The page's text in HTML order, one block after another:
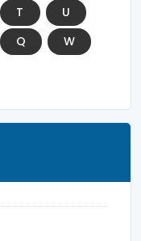
T
U
Q
W